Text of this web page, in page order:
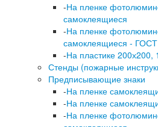
-На пленке
самоклеящиеся
-На пленке
самоклеящиеся - ГОСТ
-На пластике 200х200,
Стенды (пожарные
Предписывающие знаки
-На пленке
-На пленке
-На пленке